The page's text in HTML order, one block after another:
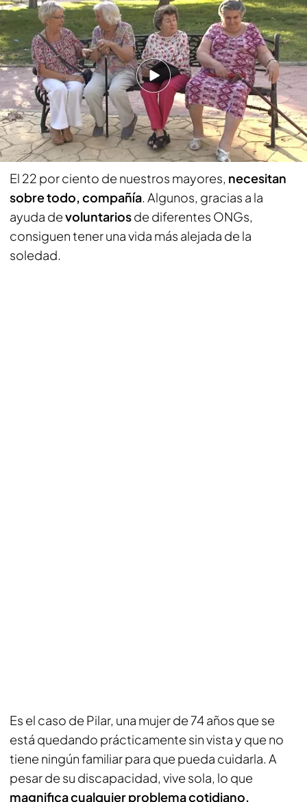
Cuatro Al Día
06 OCT 2019 - 14:52h.
En España hay 2 millones de mujeres que viven
solas
Compartir
El 22 por ciento de nuestros mayores, necesitan
sobre todo, compañía. Algunos, gracias a la
ayuda devoluntariosde diferentes ONGs,
consiguen tener una vida más alejada de la
soledad.
Es el caso de Pilar, una mujer de 74 años que se
está quedando prácticamente sin vista y que no
tiene ningún familiar para que pueda cuidarla. A
pesar de su discapacidad, vive sola, lo que
magnifica cualquier problema cotidiano.